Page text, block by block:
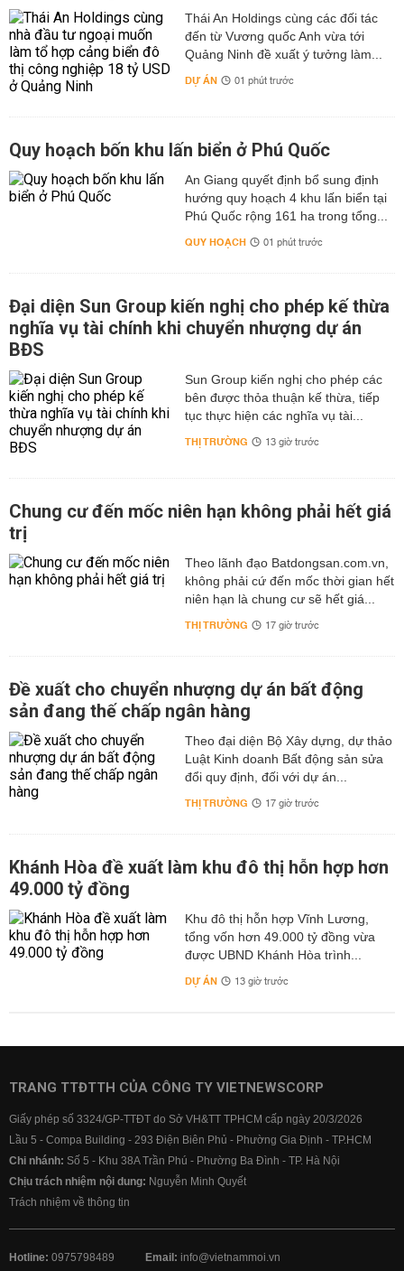
Thái An Holdings cùng các đối tác
đến từ Vương quốc Anh vừa tới
Quảng Ninh đề xuất ý tưởng làm...
DỰ ÁN 01 phút trước
Quy hoạch bốn khu lấn biển ở Phú Quốc
An Giang quyết định bổ sung định
hướng quy hoạch 4 khu lấn biển tại
Phú Quốc rộng 161 ha trong tổng...
QUY HOẠCH 01 phút trước
Đại diện Sun Group kiến nghị cho phép kế thừa
nghĩa vụ tài chính khi chuyển nhượng dự án
BĐS
Sun Group kiến nghị cho phép các
bên được thỏa thuận kế thừa, tiếp
tục thực hiện các nghĩa vụ tài...
THỊ TRƯỜNG 13 giờ trước
Chung cư đến mốc niên hạn không phải hết giá
trị
Theo lãnh đạo Batdongsan.com.vn,
không phải cứ đến mốc thời gian hết
niên hạn là chung cư sẽ hết giá...
THỊ TRƯỜNG 17 giờ trước
Đề xuất cho chuyển nhượng dự án bất động
sản đang thế chấp ngân hàng
Theo đại diện Bộ Xây dựng, dự thảo
Luật Kinh doanh Bất động sản sửa
đổi quy định, đối với dự án...
THỊ TRƯỜNG 17 giờ trước
Khánh Hòa đề xuất làm khu đô thị hỗn hợp hơn
49.000 tỷ đồng
Khu đô thị hỗn hợp Vĩnh Lương,
tổng vốn hơn 49.000 tỷ đồng vừa
được UBND Khánh Hòa trình...
DỰ ÁN 13 giờ trước
TRANG TTĐTTH CỦA CÔNG TY VIETNEWSCORP
Giấy phép số 3324/GP-TTĐT do Sở VH&TT TPHCM cấp ngày 20/3/2026
Lầu 5 - Compa Building - 293 Điện Biên Phủ - Phường Gia Định - TP.HCM
Chi nhánh: Số 5 - Khu 38A Trần Phú - Phường Ba Đình - TP. Hà Nội
Chịu trách nhiệm nội dung: Nguyễn Minh Quyết
Trách nhiệm về thông tin
Hotline: 0975798489 Email: info@vietnammoi.vn